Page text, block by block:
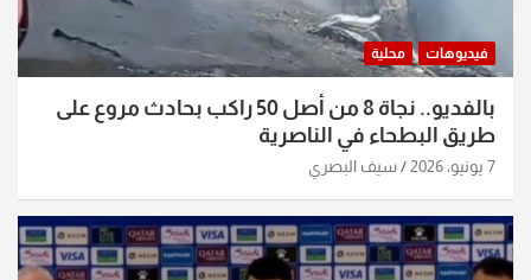
فيديوهات محلية
بالفديو.. نجاة 8 من أصل 50 راكب بحادث مروع على
طريق البطحاء في الناصرية
7 يونيو، 2026 سيف البصري